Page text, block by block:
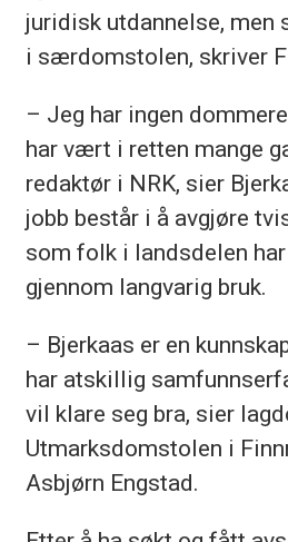
juridisk utdannelse, men
i særdomstolen, skriver
– Jeg har ingen
har vært i retten mange
redaktør i NRK, sier
jobb består i å avgjøre
som folk i landsdelen
gjennom langvarig bruk.
– Bjerkaas er en
har atskillig
vil klare seg bra, sier
Utmarksdomstolen i
Asbjørn Engstad.